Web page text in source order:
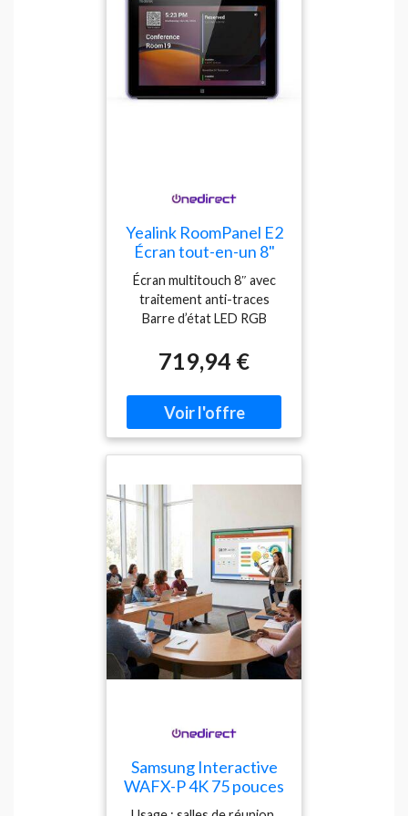
supplémentaire
Yealink RoomPanel E2
Écran tout-en-un 8"
Android 13 avec barre
d’état LED, commande
tactile et RFID/NFC
pour la gestion des
de
Écran multitouch 8″ avec
traitement anti-traces
Barre d’état LED RGB
d’exploitation Android 13
Lecteur NFC/RFID intégré
Wi-Fi et Bluetooth 5.0
Capteurs de luminosité
ambiante et de proximité
Alimentation PoE ou 12 V
719,94 €
Samsung Interactive
WAFX-P 4K 75 pouces
Écran interactif 4K